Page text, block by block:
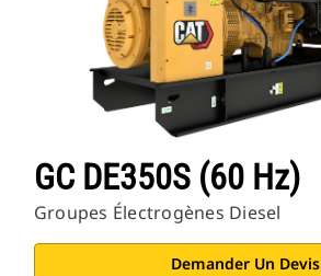
GC DE350S (60 Hz)
Groupes Électrogènes Diesel
Demander Un Devis